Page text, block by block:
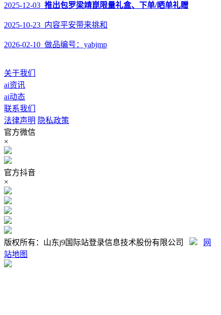
2025-12-03 推出包罗梁靖崑限量礼盒、下单/晒单礼赠
2025-10-23 内容平安带来挑和
2026-02-10 做品编号：yabjmp
关于我们
ai资讯
ai动态
联系我们
法律声明 隐私政策
官方微信
×
官方抖音
×
版权所有：山东j9国际站登录信息技术股份有限公司
网
站地图